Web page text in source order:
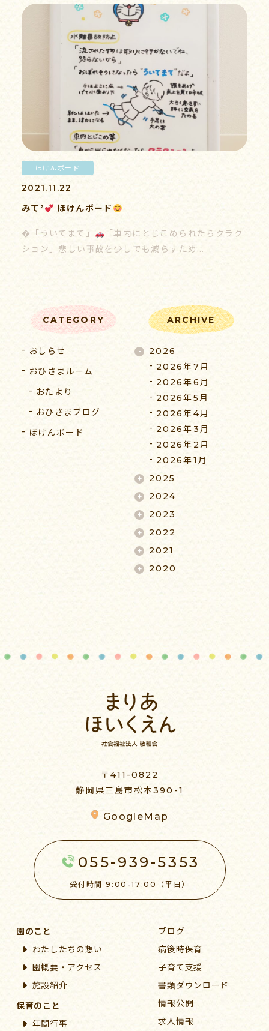
055-939-5353
受付時間 9:00-17:00（平日）
ほけんボード
2021.11.22
みて²
ほけんボード
�「ういてまて」
「車内にとじこめられたらクラク
ション」悲しい事故を少しでも減らすため…
CATEGORY
おしらせ
おひさまルーム
おたより
おひさまブログ
ほけんボード
ARCHIVE
2026
2026年7月
2026年6月
2026年5月
2026年4月
2026年3月
2026年2月
2026年1月
2025
2024
2023
2022
2021
2020
〒411-0822
静岡県三島市松本390-1
GoogleMap
055-939-5353
受付時間 9:00-17:00（平日）
園のこと
わたしたちの想い
園概要・アクセス
施設紹介
保育のこと
年間行事
ブログ
病後時保育
子育て支援
書類ダウンロード
情報公開
求人情報